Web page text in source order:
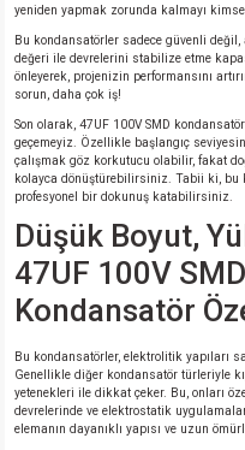
MARKA)
yeniden yapmak zorunda kalmayı
Bu kondansatörler sadece güvenli
değeri ile devrelerini stabilize etme
önleyerek, projenizin performansını
sorun, daha çok iş!
Son olarak, 47UF 100V SMD
geçemeyiz. Özellikle başlangıç
çalışmak göz korkutucu olabilir, fakat
kolayca dönüştürebilirsiniz. Tabii ki,
profesyonel bir dokunuş katabilirsiniz.
Düşük Boyut,
47UF 100V
Kondansatör
Bu kondansatörler, elektrolitik yapıları
Genellikle diğer kondansatör türleriyle
yetenekleri ile dikkat çeker. Bu, onları
devrelerinde ve elektrostatik
elemanın dayanıklı yapısı ve uzun